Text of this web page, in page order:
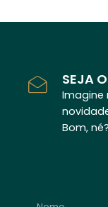
SEJA
Imagine
Bom,